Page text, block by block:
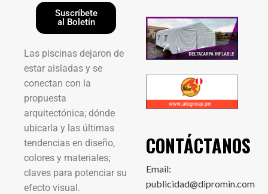
Suscríbete
al Boletín
Las piscinas dejaron de
estar aisladas y se
conectan con la
propuesta
arquitectónica; dónde
ubicarla y las últimas
tendencias en diseño,
colores y materiales;
claves para potenciar su
efecto visual.
CONTÁCTANOS
Email:
publicidad@dipromin.com